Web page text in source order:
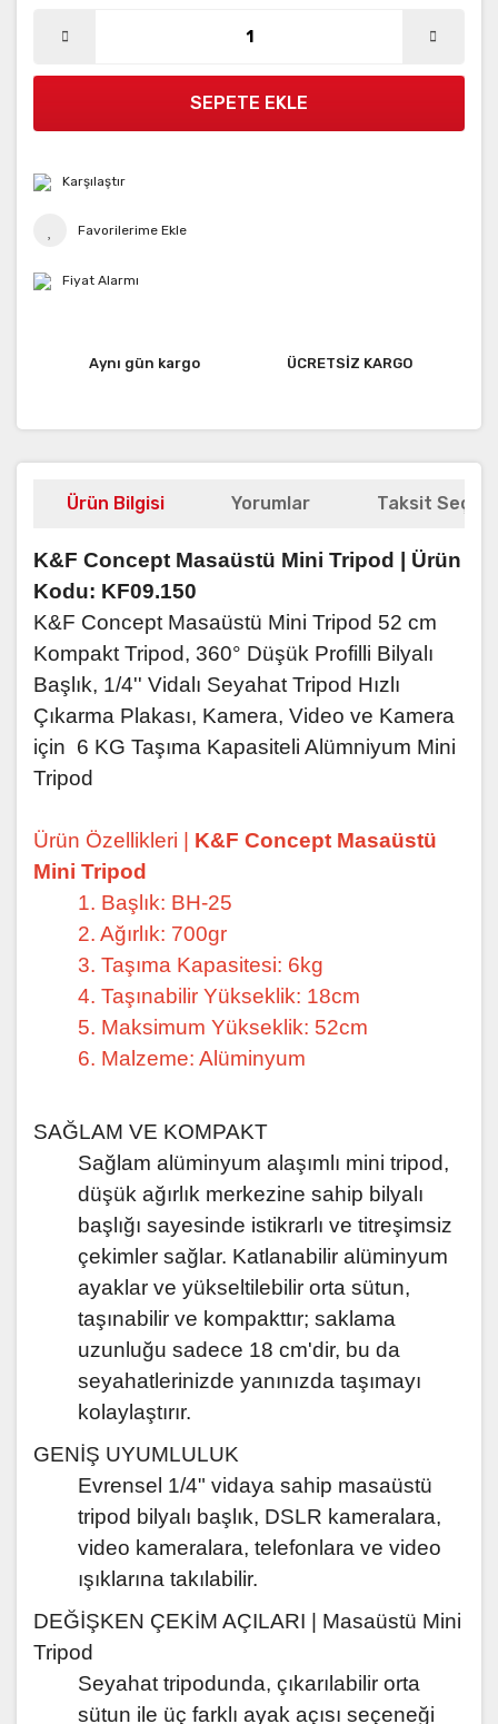
SEPETE EKLE
Karşılaştır
Fiyat Alarmı
Aynı gün kargo ÜCRETSİZ KARGO
Ürün Bilgisi Yorumlar Taksit
K&F Concept Masaüstü Mini Tripod | Ürün
Kodu: KF09.150
K&F Concept Masaüstü Mini Tripod 52 cm
Kompakt Tripod, 360° Düşük Profilli Bilyalı
Başlık, 1/4'' Vidalı Seyahat Tripod Hızlı
Çıkarma Plakası, Kamera, Video ve Kamera
için 6 KG Taşıma Kapasiteli Alümniyum Mini
Tripod
Ürün Özellikleri | K&F Concept Masaüstü
Mini Tripod
1. Başlık: BH-25
2. Ağırlık: 700gr
3. Taşıma Kapasitesi: 6kg
4. Taşınabilir Yükseklik: 18cm
5. Maksimum Yükseklik: 52cm
6. Malzeme: Alüminyum
SAĞLAM VE KOMPAKT
Sağlam alüminyum alaşımlı mini tripod,
düşük ağırlık merkezine sahip bilyalı
başlığı sayesinde istikrarlı ve titreşimsiz
çekimler sağlar. Katlanabilir alüminyum
ayaklar ve yükseltilebilir orta sütun,
taşınabilir ve kompakttır; saklama
uzunluğu sadece 18 cm'dir, bu da
seyahatlerinizde yanınızda taşımayı
kolaylaştırır.
GENİŞ UYUMLULUK
Evrensel 1/4" vidaya sahip masaüstü
tripod bilyalı başlık, DSLR kameralara,
video kameralara, telefonlara ve video
ışıklarına takılabilir.
DEĞİŞKEN ÇEKİM AÇILARI | Masaüstü Mini
Tripod
Seyahat tripodunda, çıkarılabilir orta
sütun ile üç farklı ayak açısı seçeneği